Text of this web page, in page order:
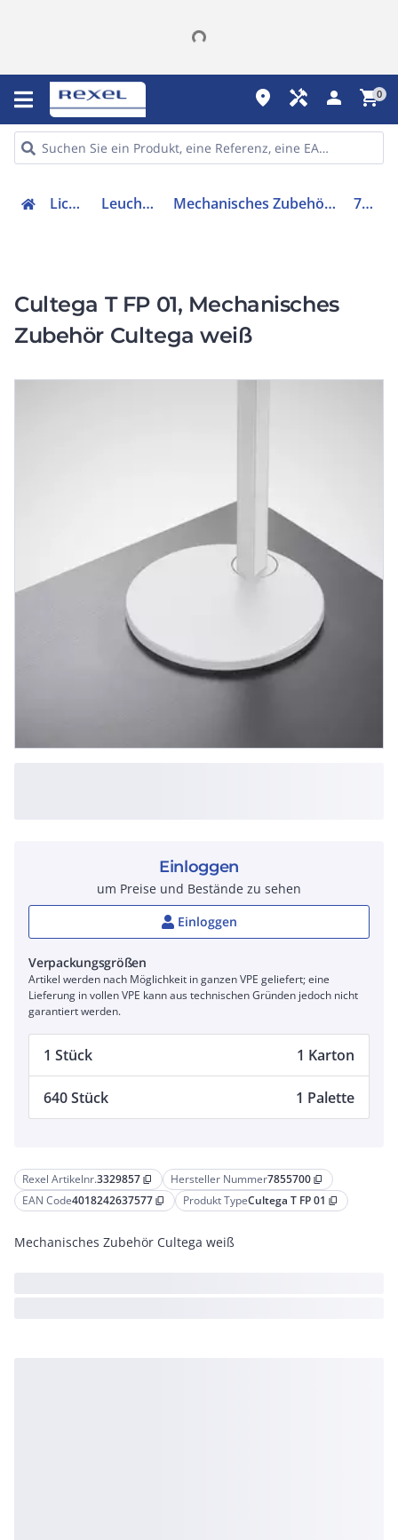
place handyman person shopping_cart0
Lichttechnik Leuchtenzubehör Mechanisches Zubehör/Ersatzteile für Leuchten 7855700
Cultega T FP 01, Mechanisches
Zubehör Cultega weiß
Rexel Artikelnr.3329857 content_copy Hersteller Nummer7855700 content_copy
EAN Code4018242637577 content_copy Produkt TypeCultega T FP 01 content_copy
Mechanisches Zubehör Cultega weiß
Einloggen
um Preise und Bestände zu sehen
Einloggen
Verpackungsgrößen
Artikel werden nach Möglichkeit in ganzen VPE geliefert; eine
Lieferung in vollen VPE kann aus technischen Gründen jedoch nicht
garantiert werden.
1 Stück 1 Karton
640 Stück 1 Palette